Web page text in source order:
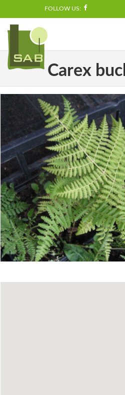
FOLLOW US:
Carex